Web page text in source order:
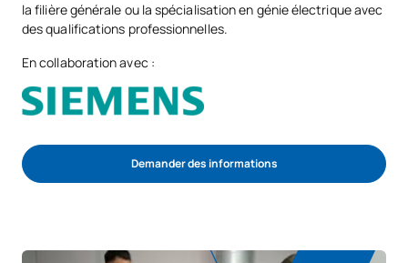
la filière générale ou la spécialisation en génie électrique avec
des qualifications professionnelles.
En collaboration avec :
Demander des informations